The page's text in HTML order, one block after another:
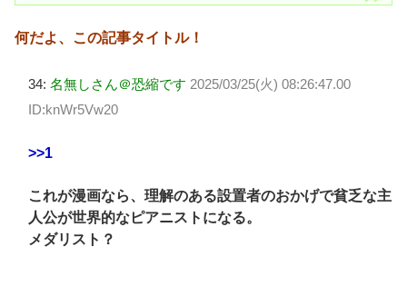
何だよ、この記事タイトル！
34: 名無しさん＠恐縮です 2025/03/25(火) 08:26:47.00
ID:knWr5Vw20
>>1
これが漫画なら、理解のある設置者のおかげで貧乏な主
人公が世界的なピアニストになる。
メダリスト？